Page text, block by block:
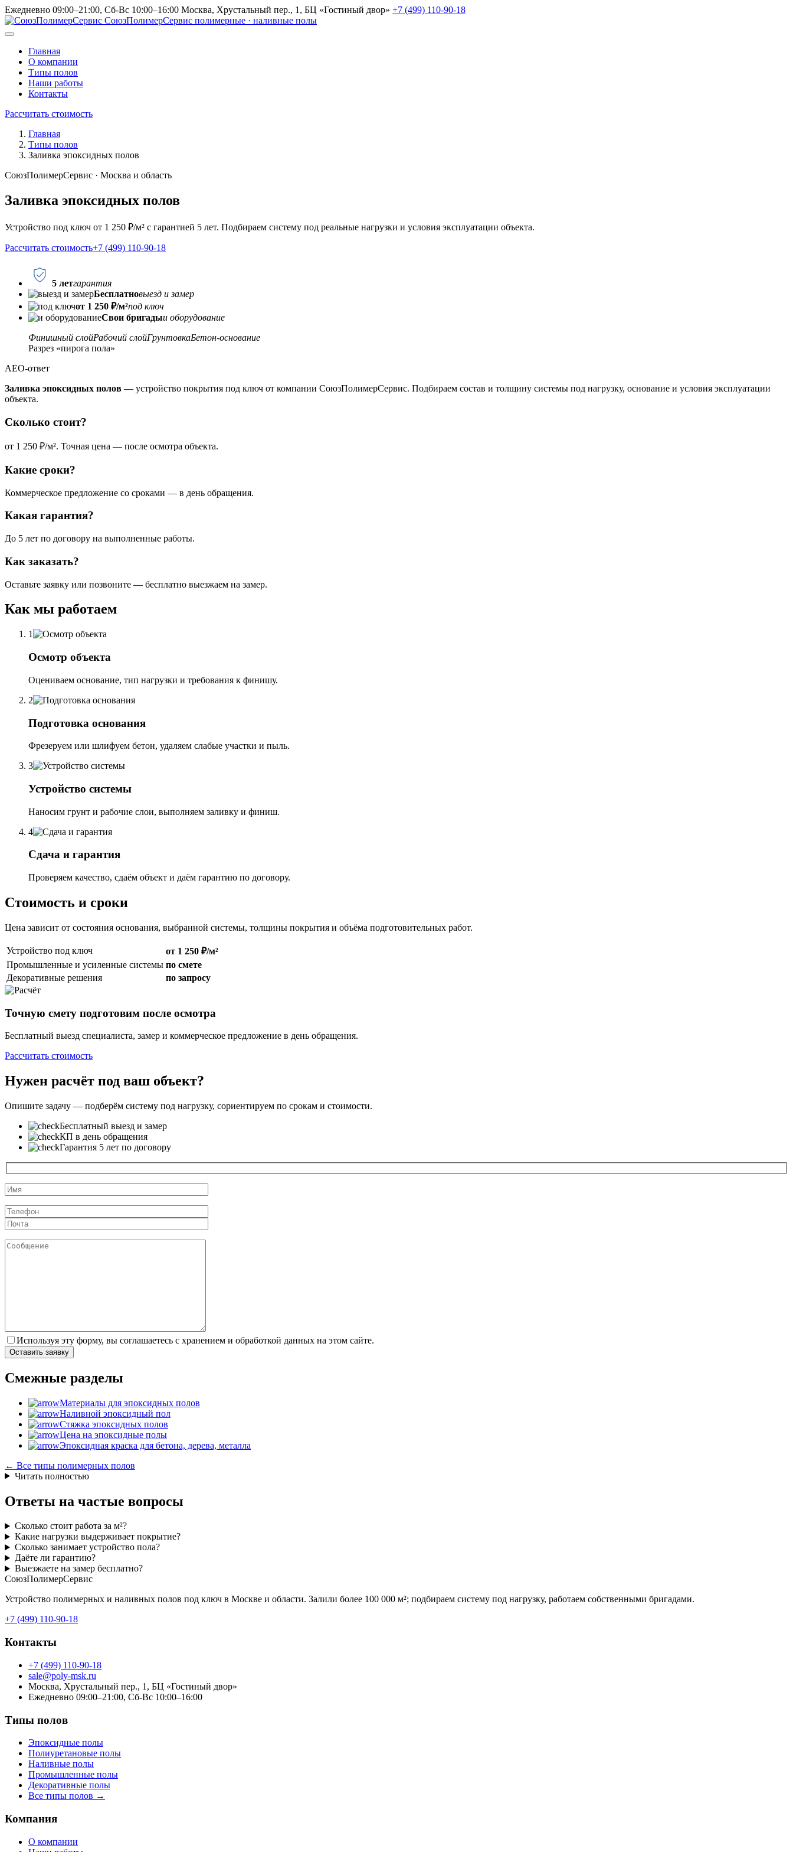
Ежедневно 09:00–21:00, Сб-Вс 10:00–16:00 Москва, Хрустальный пер., 1, БЦ «Гостиный двор» +7 (499) 110-90-18
СоюзПолимерСервис полимерные · наливные полы
Главная
О компании
Типы полов
Наши работы
Контакты
Рассчитать стоимость
Главная
Типы полов
Заливка эпоксидных полов
СоюзПолимерСервис · Москва и область
Заливка эпоксидных полов
Устройство под ключ от 1 250 ₽/м² с гарантией 5 лет. Подбираем систему под реальные нагрузки и условия эксплуатации объекта.
Рассчитать стоимость+7 (499) 110-90-18
5 летгарантия
Бесплатновыезд и замер
от 1 250 ₽/м²под ключ
Свои бригадыи оборудование
Финишный слойРабочий слойГрунтовкаБетон-основание
Разрез «пирога пола»
AEO-ответ
Заливка эпоксидных полов — устройство покрытия под ключ от компании СоюзПолимерСервис. Подбираем состав и толщину системы под нагрузку, основание и условия эксплуатации
объекта.
Сколько стоит?
от 1 250 ₽/м². Точная цена — после осмотра объекта.
Какие сроки?
Коммерческое предложение со сроками — в день обращения.
Какая гарантия?
До 5 лет по договору на выполненные работы.
Как заказать?
Оставьте заявку или позвоните — бесплатно выезжаем на замер.
Как мы работаем
1
Осмотр объекта
Оцениваем основание, тип нагрузки и требования к финишу.
2
Подготовка основания
Фрезеруем или шлифуем бетон, удаляем слабые участки и пыль.
3
Устройство системы
Наносим грунт и рабочие слои, выполняем заливку и финиш.
4
Сдача и гарантия
Проверяем качество, сдаём объект и даём гарантию по договору.
Стоимость и сроки
Цена зависит от состояния основания, выбранной системы, толщины покрытия и объёма подготовительных работ.
Устройство под ключ
от 1 250 ₽/м²
Промышленные и усиленные системы по смете
Декоративные решения
по запросу
Точную смету подготовим после осмотра
Бесплатный выезд специалиста, замер и коммерческое предложение в день обращения.
Рассчитать стоимость
Нужен расчёт под ваш объект?
Опишите задачу — подберём систему под нагрузку, сориентируем по срокам и стоимости.
Бесплатный выезд и замер
КП в день обращения
Гарантия 5 лет по договору
Используя эту форму, вы соглашаетесь с хранением и обработкой данных на этом сайте.
Смежные разделы
Материалы для эпоксидных полов
Наливной эпоксидный пол
Стяжка эпоксидных полов
Цена на эпоксидные полы
Эпоксидная краска для бетона, дерева, металла
← Все типы полимерных полов
Читать полностью
Ответы на частые вопросы
Сколько стоит работа за м²?
Какие нагрузки выдерживает покрытие?
Сколько занимает устройство пола?
Даёте ли гарантию?
Выезжаете на замер бесплатно?
СоюзПолимерСервис
Устройство полимерных и наливных полов под ключ в Москве и области. Залили более 100 000 м²; подбираем систему под нагрузку, работаем собственными бригадами.
+7 (499) 110-90-18
Контакты
+7 (499) 110-90-18
sale@poly-msk.ru
Москва, Хрустальный пер., 1, БЦ «Гостиный двор»
Ежедневно 09:00–21:00, Сб-Вс 10:00–16:00
Типы полов
Эпоксидные полы
Полиуретановые полы
Наливные полы
Промышленные полы
Декоративные полы
Все типы полов →
Компания
О компании